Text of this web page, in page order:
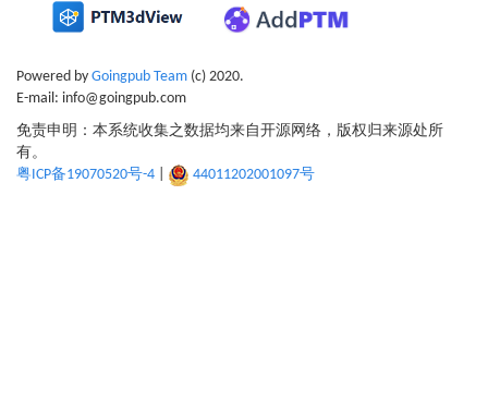
Powered by Goingpub Team (c) 2020.
E-mail: info@goingpub.com
免责申明：本系统收集之数据均来自开源网络，版权归来源处所
有。
粤ICP备19070520号-4
44011202001097号